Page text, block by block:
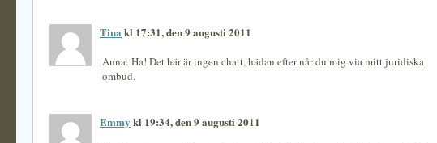
Tina kl 17:31, den 9 augusti 2011
Anna: Ha! Det här är ingen chatt, hädan efter når du mig via mitt juridiska
ombud.
Emmy kl 19:34, den 9 augusti 2011